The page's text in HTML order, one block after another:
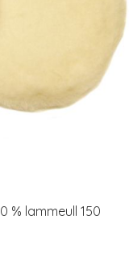
% lammeull 150